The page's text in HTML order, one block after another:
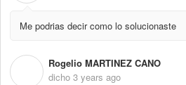
Me podrias decir como lo solucionaste
Rogelio MARTINEZ CANO
dicho 3 years ago